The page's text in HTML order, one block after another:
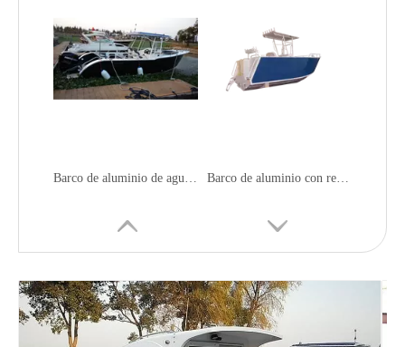
Barco de aluminio de agua salada con luces de navegación de alta calidad Barco de aluminio con remolques de pintura y ruido pequeño